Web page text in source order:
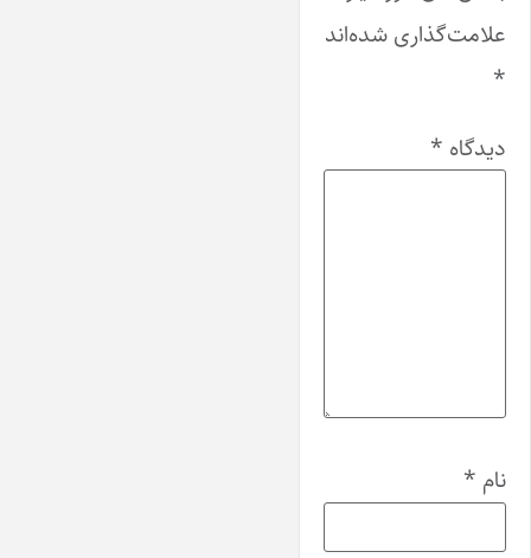
علامت‌گذاری شده‌اند
*
دیدگاه *
نام *